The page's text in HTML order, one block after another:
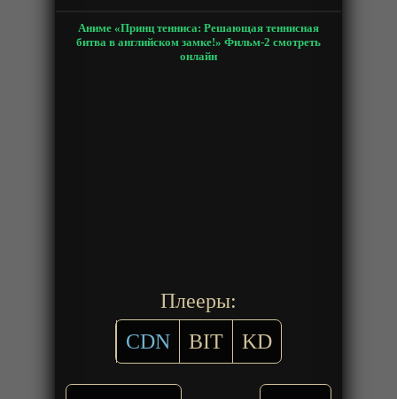
Аниме «Принц тенниса: Решающая теннисная
битва в английском замке!» Фильм-2 смотреть
онлайн
Плееры:
CDN
BIT KD